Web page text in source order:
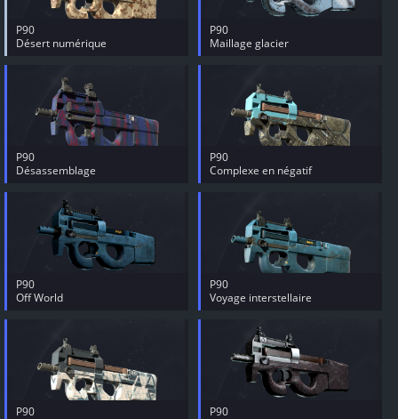
P90
Désert numérique
P90
Maillage glacier
P90
Désassemblage
P90
Complexe en négatif
P90
Off World
P90
Voyage interstellaire
P90
P90